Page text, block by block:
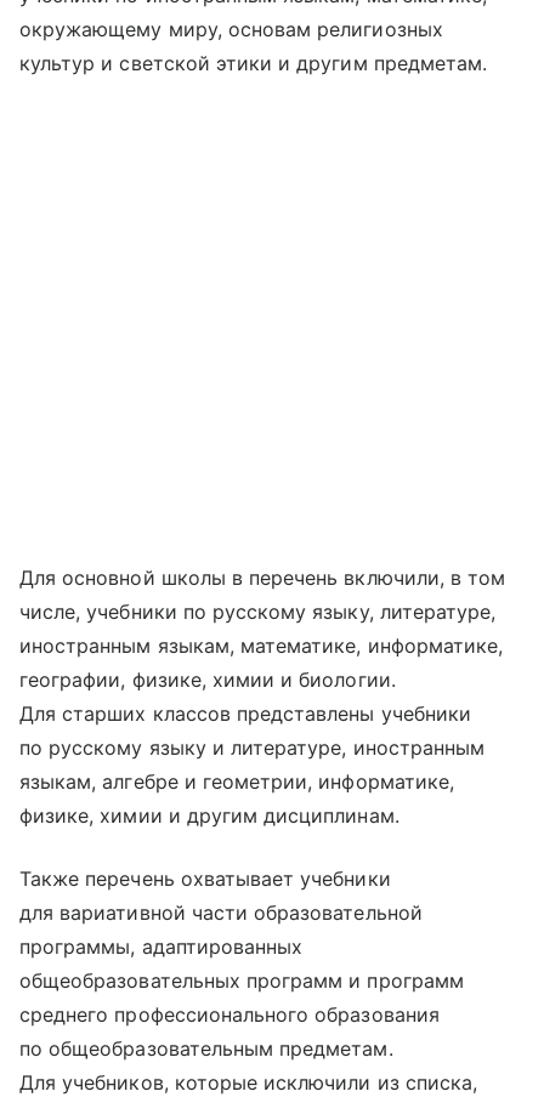
окружающему миру, основам религиозных
культур и светской этики и другим предметам.
Для основной школы в перечень включили, в том
числе, учебники по русскому языку, литературе,
иностранным языкам, математике, информатике,
географии, физике, химии и биологии.
Для старших классов представлены учебники
по русскому языку и литературе, иностранным
языкам, алгебре и геометрии, информатике,
физике, химии и другим дисциплинам.
Также перечень охватывает учебники
для вариативной части образовательной
программы, адаптированных
общеобразовательных программ и программ
среднего профессионального образования
по общеобразовательным предметам.
Для учебников, которые исключили из списка,